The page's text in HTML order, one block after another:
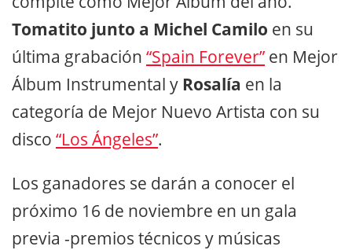
Tomatito junto a Michel Camilo en su
última grabación “Spain Forever” en Mejor
Álbum Instrumental y Rosalía en la
categoría de Mejor Nuevo Artista con su
disco “Los Ángeles”.
Los ganadores se darán a conocer el
próximo 16 de noviembre en un gala
previa -premios técnicos y músicas